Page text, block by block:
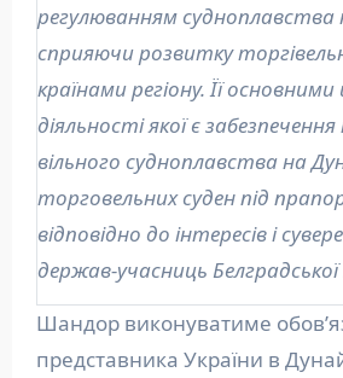
регулюванням судноплавства
сприяючи розвитку
країнами регіону. Її основними
діяльності якої є
вільного судноплавства на
торговельних суден під
відповідно до інтересів і
держав-учасниць Белградської
Шандор виконуватиме
представника України в